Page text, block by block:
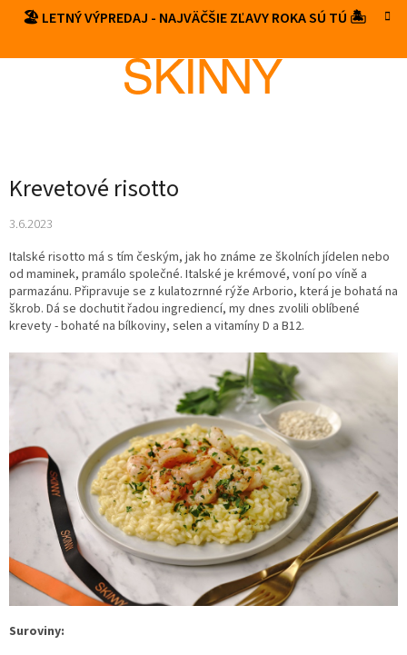
Prejsť
🏖️ LETNÝ VÝPREDAJ - NAJVÄČŠIE ZĽAVY ROKA SÚ TÚ 🏝️
Krevetové risotto
3.6.2023
Italské risotto má s tím českým, jak ho známe ze školních jídelen nebo
od maminek, pramálo společné. Italské je krémové, voní po víně a
parmazánu. Připravuje se z kulatozrnné rýže Arborio, která je bohatá na
škrob. Dá se dochutit řadou ingrediencí, my dnes zvolili oblíbené
krevety - bohaté na bílkoviny, selen a vitamíny D a B12.
Suroviny: